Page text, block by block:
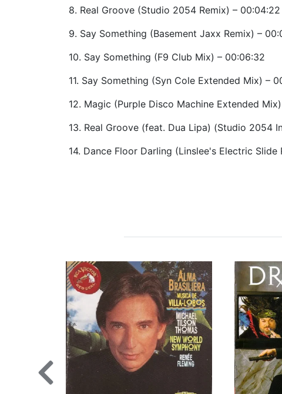
8. Real Groove (Studio 2054 Remix) – 00:04:22
9. Say Something (Basement Jaxx Remix) –
10. Say Something (F9 Club Mix) – 00:06:32
11. Say Something (Syn Cole Extended Mix) –
12. Magic (Purple Disco Machine Extended
13. Real Groove (feat. Dua Lipa) (Studio 2054
14. Dance Floor Darling (Linslee's Electric Slide